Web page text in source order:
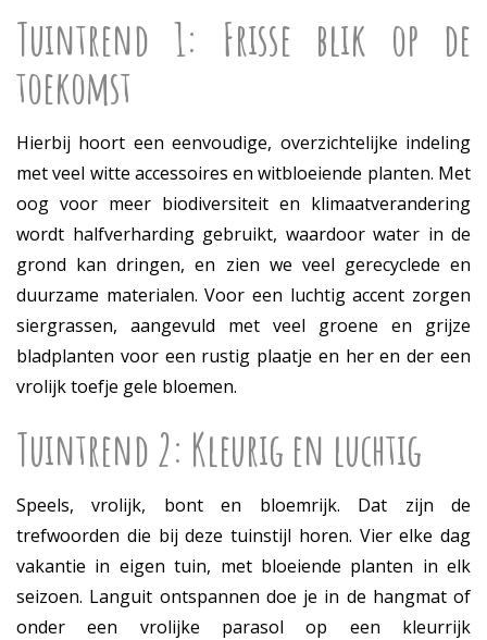
Tuintrend 1: Frisse blik op de
toekomst
Hierbij hoort een eenvoudige, overzichtelijke indeling
met veel witte accessoires en witbloeiende planten. Met
oog voor meer biodiversiteit en klimaatverandering
wordt halfverharding gebruikt, waardoor water in de
grond kan dringen, en zien we veel gerecyclede en
duurzame materialen. Voor een luchtig accent zorgen
siergrassen, aangevuld met veel groene en grijze
bladplanten voor een rustig plaatje en her en der een
vrolijk toefje gele bloemen.
Tuintrend 2: Kleurig en luchtig
Speels, vrolijk, bont en bloemrijk. Dat zijn de
trefwoorden die bij deze tuinstijl horen. Vier elke dag
vakantie in eigen tuin, met bloeiende planten in elk
seizoen. Languit ontspannen doe je in de hangmat of
onder een vrolijke parasol op een kleurrijk